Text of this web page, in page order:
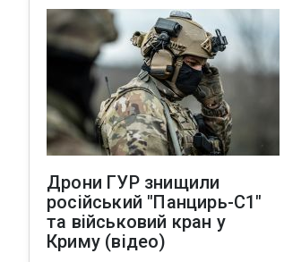
Дрони ГУР знищили
російський "Панцирь-С1"
та військовий кран у
Криму (відео)